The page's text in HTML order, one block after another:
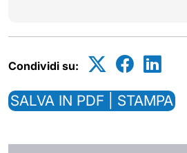
Condividi su:
SALVA IN PDF | STAMPA